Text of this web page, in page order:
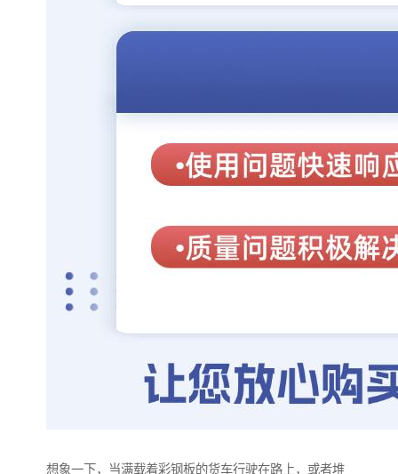
想象一下，当满载着彩钢板的货车行驶在路上，或者堆